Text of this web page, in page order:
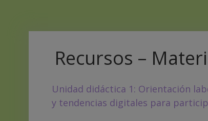
Recursos –
Unidad didáctica 1: Orientación
y tendencias digitales para